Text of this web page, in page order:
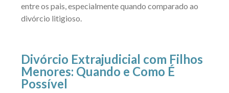
entre os pais, especialmente quando comparado ao
divórcio litigioso.
Divórcio Extrajudicial com Filhos
Menores: Quando e Como É
Possível